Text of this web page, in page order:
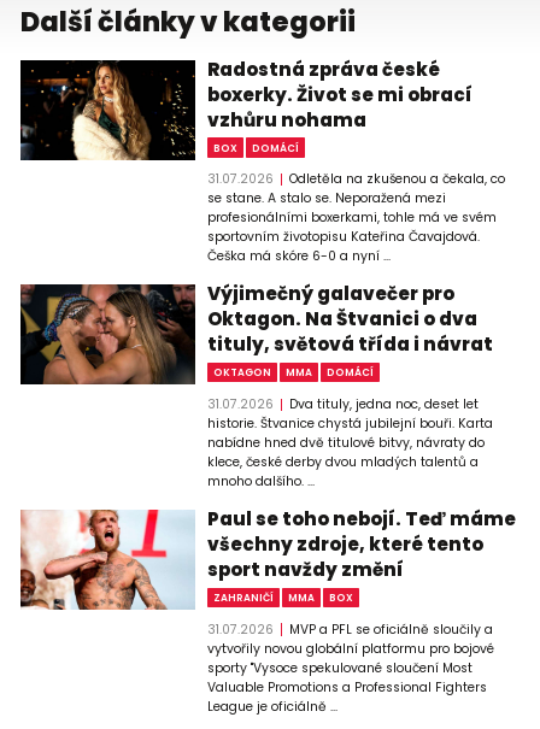
Další články v kategorii
Radostná zpráva české
boxerky. Život se mi obrací
vzhůru nohama
BOX DOMÁCÍ
31.07.2026
Odletěla na zkušenou a čekala, co
se stane. A stalo se. Neporažená mezi
profesionálními boxerkami, tohle má ve svém
sportovním životopisu Kateřina Čavajdová.
Češka má skóre 6-0 a nyní ...
Výjimečný galavečer pro
Oktagon. Na Štvanici o dva
tituly, světová třída i návrat
OKTAGON MMA DOMÁCÍ
31.07.2026
Dva tituly, jedna noc, deset let
historie. Štvanice chystá jubilejní bouři. Karta
nabídne hned dvě titulové bitvy, návraty do
klece, české derby dvou mladých talentů a
mnoho dalšího. ...
Paul se toho nebojí. Teď máme
všechny zdroje, které tento
sport navždy změní
ZAHRANIČÍ MMA BOX
31.07.2026
MVP a PFL se oficiálně sloučily a
vytvořily novou globální platformu pro bojové
sporty "Vysoce spekulované sloučení Most
Valuable Promotions a Professional Fighters
League je oficiálně ...